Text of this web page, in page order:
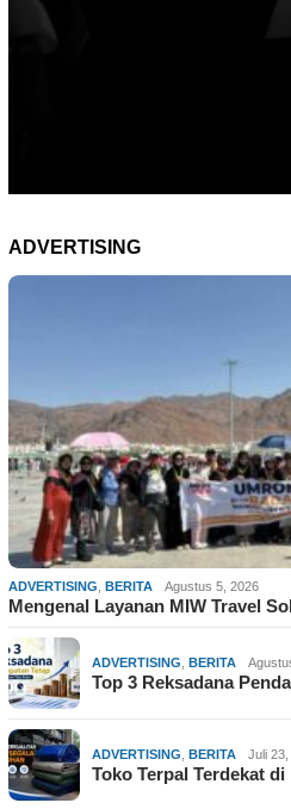
ADVERTISING
ADVERTISING BERITA Agustus 5, 2026
Mengenal Layanan MIW Travel
ADVERTISING BERITA
Top 3 Reksadana
ADVERTISING BERITA Juli
Toko Terpal Terdekat